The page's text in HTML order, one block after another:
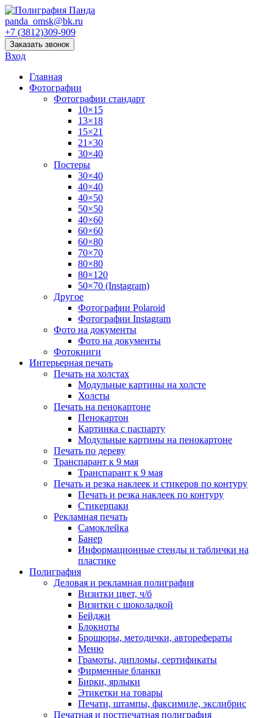
panda_omsk@bk.ru
+7 (3812)309-909
Заказать звонок
Вход
Главная
Фотографии
Фотографии стандарт
10×15
13×18
15×21
21×30
30×40
Постеры
30×40
40×40
40×50
50×50
40×60
60×60
60×80
70×70
80×80
80×120
50×70 (Instagram)
Другое
Фотографии Polaroid
Фотографии Instagram
Фото на документы
Фото на документы
Фотокниги
Интерьерная печать
Печать на холстах
Модульные картины на холсте
Холсты
Печать на пенокартоне
Пенокартон
Картинка с паспарту
Модульные картины на пенокартоне
Печать по дереву
Транспарант к 9 мая
Транспарант к 9 мая
Печать и резка наклеек и стикеров по контуру
Печать и резка наклеек по контуру
Стикерпаки
Рекламная печать
Самоклейка
Банер
Информационные стенды и таблички на
пластике
Полиграфия
Деловая и рекламная полиграфия
Визитки цвет, ч/б
Визитки с шоколадкой
Бейджи
Блокноты
Брошюры, методички, авторефераты
Меню
Грамоты, дипломы, сертификаты
Фирменные бланки
Бирки, ярлыки
Этикетки на товары
Печати, штампы, факсимиле, экслибрис
Печатная и постпечатная полиграфия